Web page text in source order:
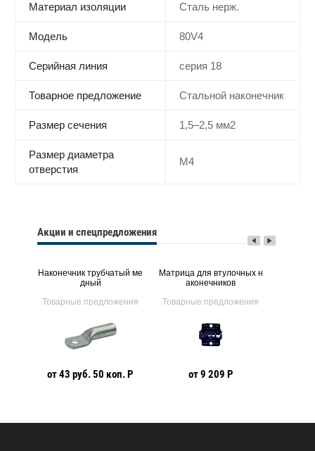
Материал изоляции Сталь нерж.
Модель 80V4
Серийная линия серия 18
Товарное предложение Стальной наконечник
Размер сечения 1,5–2,5 мм2
Размер диаметра
отверстия
М4
Акции и спецпредложения
Наконечник трубчатый ме
дный
Товарные предложения
от 43 руб. 50 коп. Р
Матрица для втулочных н
аконечников
Товарные предложения
от 9 209 Р